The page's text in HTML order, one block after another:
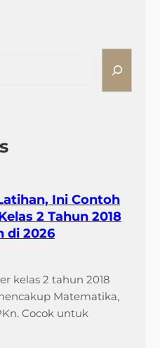
Ini Contoh
2 Tahun 2018
di 2026
kelas 2 tahun 2018
Matematika,
Cocok untuk